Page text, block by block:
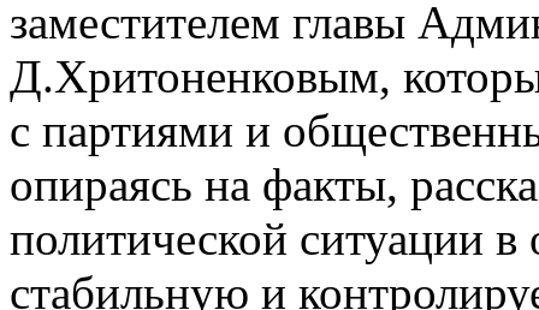
заместителем главы
Д.Хритоненковым,
с партиями и
опираясь на факты,
политической ситуации в
стабильную и